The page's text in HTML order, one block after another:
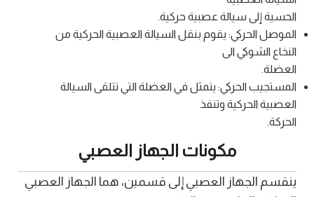
الحسية إلى سيالة عصبية حركية.
الموصل الحركي: يقوم بنقل السيالة العصبية الحركية من
النخاع الشوكي الى
العضلة.
المستجيب الحركي: يتمثل في العضلة التي تتلقى السيالة
العصبية الحركية وتنفذ
الحركة.
مكونات الجهاز العصبي
ينقسم الجهاز العصبي إلى قسمين، هما الجهاز العصبي